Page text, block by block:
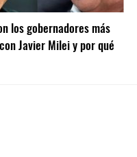
los gobernadores más
Javier Milei y por qué